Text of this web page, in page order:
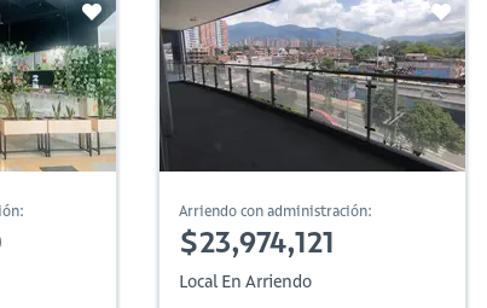
Arriendo con administración:
$23,974,121
Local En Arriendo